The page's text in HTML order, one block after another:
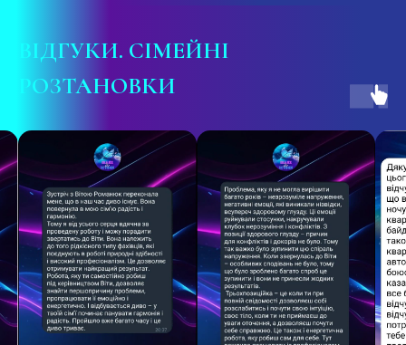
ВІДГУКИ. СІМЕЙНІ
РОЗТАНОВКИ